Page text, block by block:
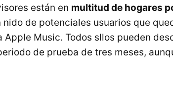
están en multitud de hogares
nido de potenciales usuarios que
Music. Todos sllos pueden
de prueba de tres meses,